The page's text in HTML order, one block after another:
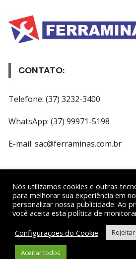
CONTATO:
Telefone: (37) 3232-3400
WhatsApp: (37) 99971-5198
E-mail: sac@ferraminas.com.br
REDES SOCIAIS
Nós utilizamos cookies e outras
para melhorar sua experiência em
personalizar nossa publicidade. Ao
você aceita esta política de
Configurações do Cookie
Aceitar todos